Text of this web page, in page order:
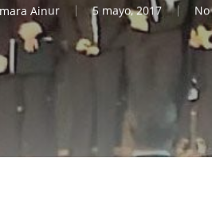
Ainur 5 mayo, 2017